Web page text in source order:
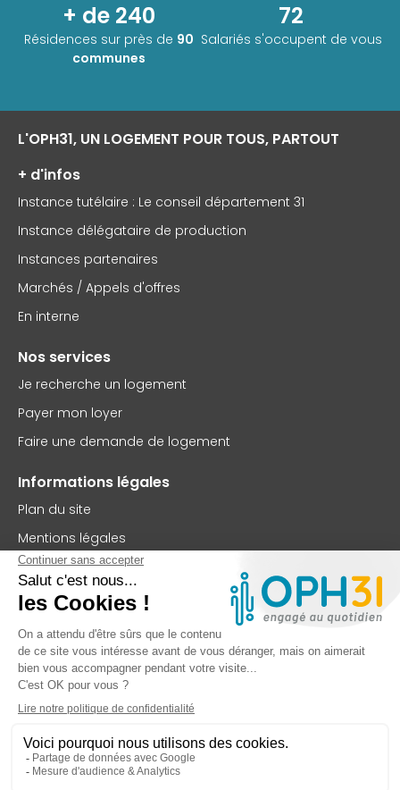
+ de 240
Résidences sur près de 90
communes
72
Salariés s'occupent de vous
L'OPH31, UN LOGEMENT POUR TOUS, PARTOUT
+ d'infos
Instance tutélaire : Le conseil département 31
Instance délégataire de production
Instances partenaires
Marchés / Appels d'offres
En interne
Nos services
Je recherche un logement
Payer mon loyer
Faire une demande de logement
Informations légales
Plan du site
Mentions légales
Politique de confidentialité
Accessibilité : partiellement conforme
Nous contacter
OPH31
75 rue Saint-Jean
BP 63102
TEL : 05 62 73 56 00
FAX : 05 61 99 32 99